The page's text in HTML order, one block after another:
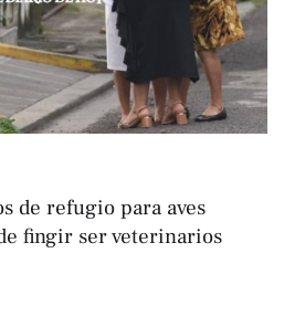
de refugio para aves
fingir ser veterinarios